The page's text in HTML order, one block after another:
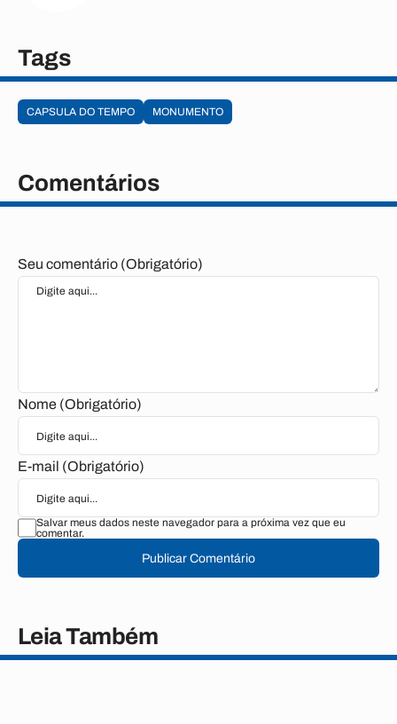
Tags
CAPSULA DO TEMPO MONUMENTO
Comentários
Seu comentário (Obrigatório)
Nome (Obrigatório)
E-mail (Obrigatório)
Salvar meus dados neste navegador para a próxima vez que eu
comentar.
Publicar Comentário
Leia Também